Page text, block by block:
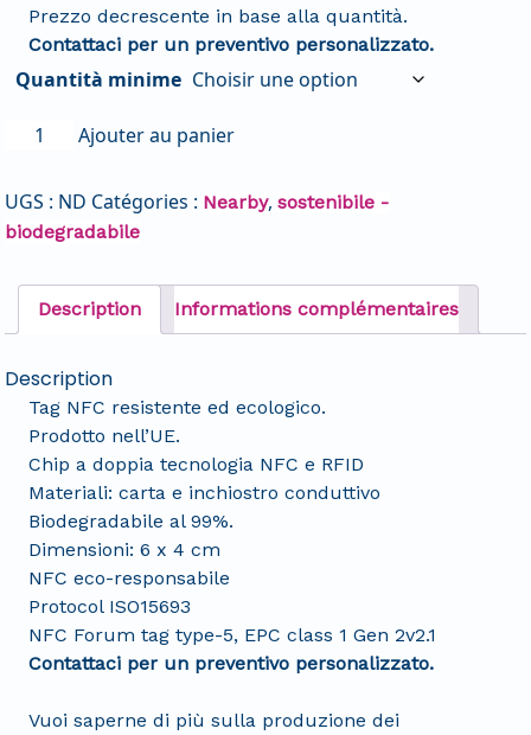
Prezzo decrescente in base alla quantità.
Contattaci per un preventivo personalizzato.
Quantità minime
Ajouter au panier
UGS : ND Catégories : Nearby, sostenibile -
biodegradabile
Description Informations complémentaires
Description
Tag NFC resistente ed ecologico.
Prodotto nell’UE.
Chip a doppia tecnologia NFC e RFID
Materiali: carta e inchiostro conduttivo
Biodegradabile al 99%.
Dimensioni: 6 x 4 cm
NFC eco-responsabile
Protocol ISO15693
NFC Forum tag type-5, EPC class 1 Gen 2v2.1
Contattaci per un preventivo personalizzato.
Vuoi saperne di più sulla produzione dei